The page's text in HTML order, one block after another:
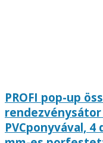
PROFI pop-up
rendezvénysátor
PVCponyvával,